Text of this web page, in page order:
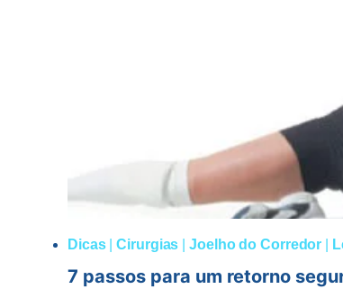
Dicas|Cirurgias |Joelho do Corredor
7 passos para um retorno